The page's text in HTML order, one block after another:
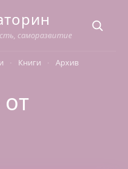
саморазвитие
Книги Архив